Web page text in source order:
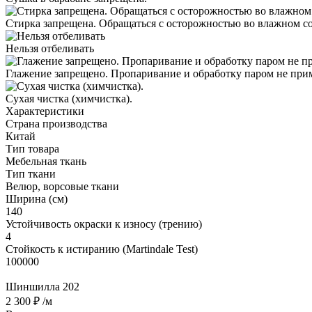
Стирка запрещена. Обращаться с осторожностью во влажном
Нельзя отбеливать
Глажение запрещено. Пропаривание и обработку паром не
Cухая чистка (химчистка).
Характеристики
Страна производства
Китай
Тип товара
Мебельная ткань
Тип ткани
Велюр, ворсовые ткани
Ширина (см)
140
Устойчивость окраски к износу (трению)
4
Стойкость к истиранию (Martindale Test)
100000
Шиншилла 202
2 300 ₽ /м